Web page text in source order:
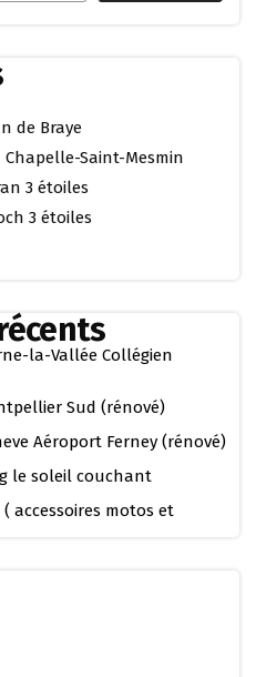
de Braye
Chapelle-Saint-Mesmin
3 étoiles
3 étoiles
la-Vallée Collégien
Sud (rénové)
Aéroport Ferney (rénové)
le soleil couchant
accessoires motos et